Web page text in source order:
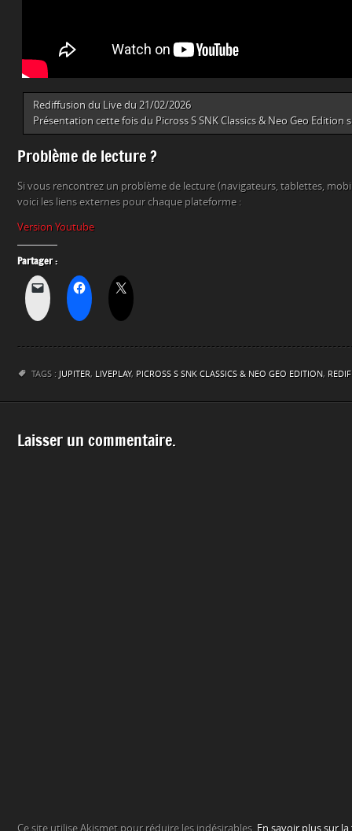
Rediffusion du Live du 21/02/2026
Présentation cette fois du Picross S SNK Classics & Neo Geo Edition
Problème de lecture ?
Si vous rencontrez un problème de lecture (navigateurs, tablettes,
voici les liens externes pour chaque plateforme :
Version Youtube
Partager :
TAGS : JUPITER, LIVEPLAY, PICROSS S SNK CLASSICS & NEO GEO EDITION,
Laisser un commentaire.
Ce site utilise Akismet pour réduire les indésirables. En savoir plus sur